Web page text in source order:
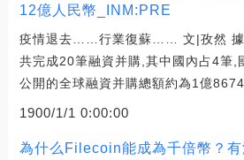
12億人民幣_INM:PRE
疫情退去……行業復蘇…… 文|孜然 據
共完成20筆融資并購,其中國內占4筆,
公開的全球融資并購總額約為1億8674
1900/1/1 0:00:00
為什么Filecoin能成為千倍幣？有